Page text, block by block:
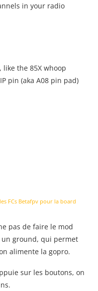
in your radio
like the 85X whoop
pin (aka A08 pin pad)
FCs Betafpv pour la board
pas de faire le mod
ground, qui permet
alimente la gopro.
sur les boutons, on